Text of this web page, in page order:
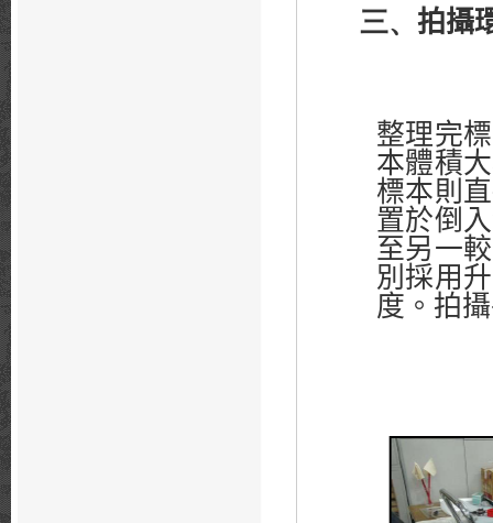
三、拍攝
整理完
本體積
標本則
置於倒
至另一
別採用
度。拍